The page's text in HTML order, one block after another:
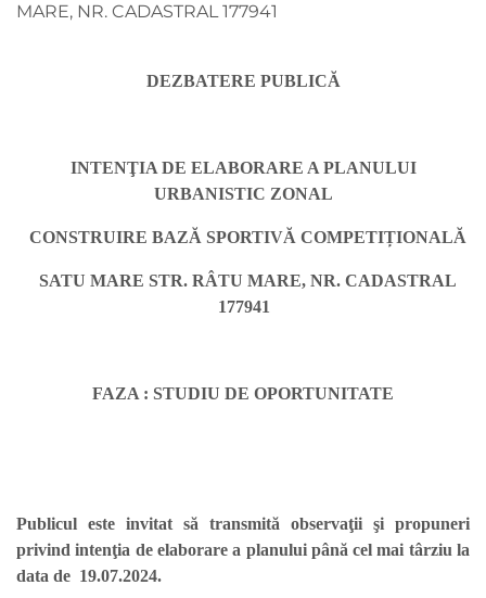
MARE, NR. CADASTRAL 177941
DEZBATERE PUBLICĂ
INTENŢIA DE ELABORARE A PLANULUI
URBANISTIC ZONAL
CONSTRUIRE BAZĂ SPORTIVĂ COMPETIȚIONALĂ
SATU MARE STR. RÂTU MARE, NR. CADASTRAL
177941
FAZA : STUDIU DE OPORTUNITATE
Publicul este invitat să transmită observaţii şi propuneri
privind intenţia de elaborare a planului până cel mai târziu la
data de 19.07.2024.